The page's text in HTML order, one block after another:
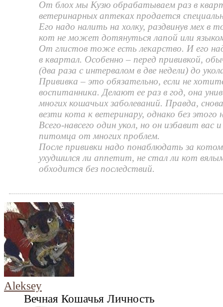
От блох мы Кузю обрабатываем раз в
ветеринарных аптеках продается
Его надо налить на холку, раздвинув мех в
кот не может дотянуться лапой или
От глистов тоже есть лекарство. И его
в квартал. Особенно – перед прививкой,
(два раза с интервалом в две недели) до
Прививка – это обязательно, если не
воспитанника. Делают ее раз в год, она
многих кошачьих заболеваний. Правда,
везти кота к ветеринару, однако без этого
Всего-навсего один укол, но он избавит вас
питомца от многих проблем.
После прививки надо понаблюдать за
ухудшился ли аппетит, не стал ли кот
обходится без последствий.
Aleksey
Вечная Кошачья Личность